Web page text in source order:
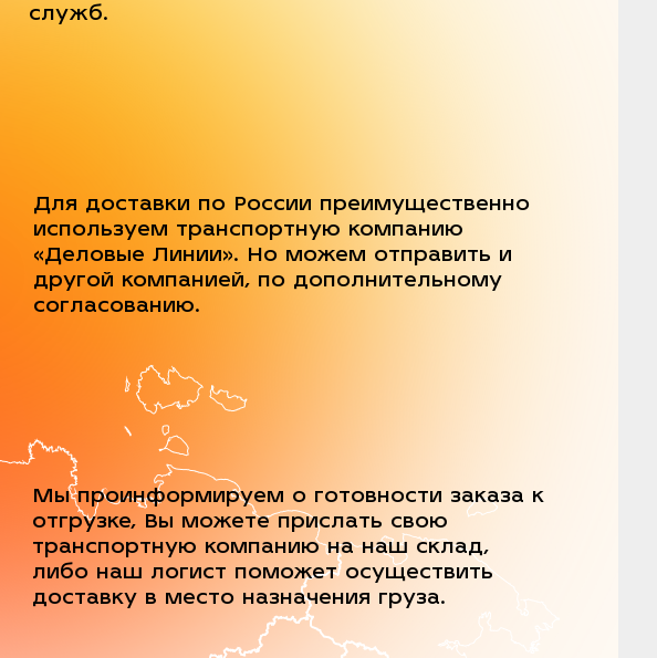
служб.
Для доставки по России преимущественно
используем транспортную компанию
«Деловые Линии». Но можем отправить и
другой компанией, по дополнительному
согласованию.
Мы проинформируем о готовности заказа к
отгрузке, Вы можете прислать свою
транспортную компанию на наш склад,
либо наш логист поможет осуществить
доставку в место назначения груза.